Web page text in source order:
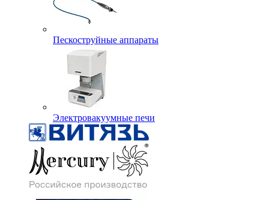
Пескоструйные аппараты
Электровакуумные печи